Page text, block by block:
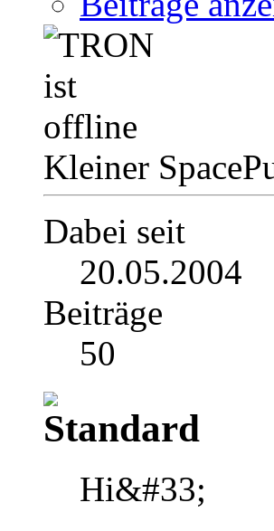
Kleiner
Dabei seit
20.05.2004
Beiträge
50
Hi&#33;